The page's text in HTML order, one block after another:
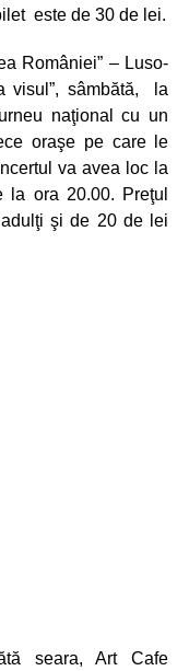
este de 30 de lei.
României” – Luso-
visul”, sâmbătă, la
naţional cu un
oraşe pe care le
va avea loc la
la ora 20.00. Preţul
şi de 20 de lei
seara, Art Cafe